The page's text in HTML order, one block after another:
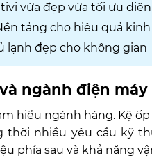
vừa đẹp vừa tối ưu
tảng cho hiệu quả
lạnh đẹp cho không gian
ngành điện máy
hiểu ngành hàng. Kệ
nhiều yêu cầu kỹ
phía sau và khả năng